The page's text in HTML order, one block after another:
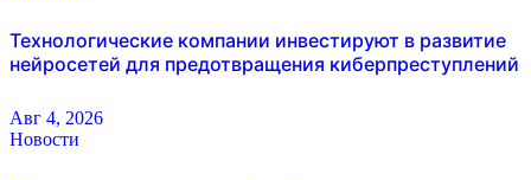
Технологические компании инвестируют в развитие
нейросетей для предотвращения киберпреступлений
Авг 4, 2026
Новости